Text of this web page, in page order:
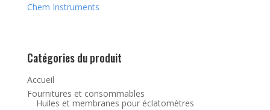
Chem Instruments
Catégories du produit
Accueil
Fournitures et consommables
Huiles et membranes pour éclatomètres